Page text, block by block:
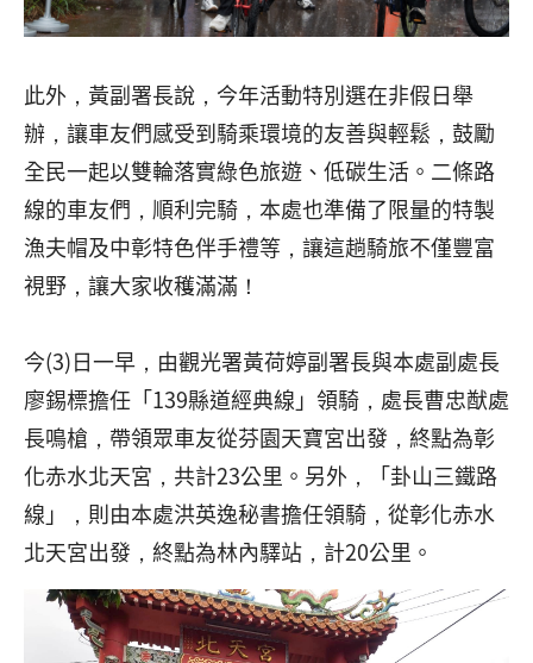
此外，黃副署長說，今年活動特別選在非假日舉
辦，讓車友們感受到騎乘環境的友善與輕鬆，鼓勵
全民一起以雙輪落實綠色旅遊、低碳生活。二條路
線的車友們，順利完騎，本處也準備了限量的特製
漁夫帽及中彰特色伴手禮等，讓這趟騎旅不僅豐富
視野，讓大家收穫滿滿！
今(3)日一早，由觀光署黃荷婷副署長與本處副處長
廖錫標擔任「139縣道經典線」領騎，處長曹忠猷處
長鳴槍，帶領眾車友從芬園天寶宮出發，終點為彰
化赤水北天宮，共計23公里。另外，「卦山三鐵路
線」，則由本處洪英逸秘書擔任領騎，從彰化赤水
北天宮出發，終點為林內驛站，計20公里。